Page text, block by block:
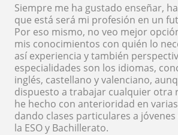
Siempre me ha gustado enseñar,
que está será mi profesión en un
Por eso mismo, no veo mejor
mis conocimientos con quién lo
así experiencia y también
especialidades son los idiomas,
inglés, castellano y valenciano,
dispuesto a trabajar cualquier otra
he hecho con anterioridad en
dando clases particulares a
la ESO y Bachillerato.